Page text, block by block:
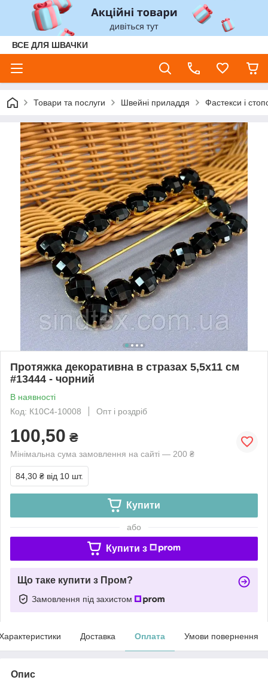
ВСЕ ДЛЯ ШВАЧКИ
Товари та послуги Швейні приладдя Фастекси і
Протяжка декоративна в стразах 5,5х11 см
#13444 - чорний
В наявності
Код: К10С4-10008
Опт і роздріб
100,50 ₴
Мінімальна сума замовлення на сайті — 200 ₴
84,30 ₴ від 10 шт.
Купити
або
Купити з
Що таке купити з Пром?
Замовлення під захистом
Доставка Оплата Умови повернення
Опис